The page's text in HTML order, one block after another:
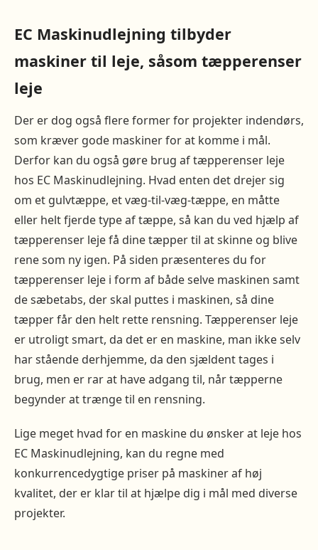
EC Maskinudlejning tilbyder
maskiner til leje, såsom tæpperenser
leje
Der er dog også flere former for projekter indendørs,
som kræver gode maskiner for at komme i mål.
Derfor kan du også gøre brug af tæpperenser leje
hos EC Maskinudlejning. Hvad enten det drejer sig
om et gulvtæppe, et væg-til-væg-tæppe, en måtte
eller helt fjerde type af tæppe, så kan du ved hjælp af
tæpperenser leje få dine tæpper til at skinne og blive
rene som ny igen. På siden præsenteres du for
tæpperenser leje i form af både selve maskinen samt
de sæbetabs, der skal puttes i maskinen, så dine
tæpper får den helt rette rensning. Tæpperenser leje
er utroligt smart, da det er en maskine, man ikke selv
har stående derhjemme, da den sjældent tages i
brug, men er rar at have adgang til, når tæpperne
begynder at trænge til en rensning.
Lige meget hvad for en maskine du ønsker at leje hos
EC Maskinudlejning, kan du regne med
konkurrencedygtige priser på maskiner af høj
kvalitet, der er klar til at hjælpe dig i mål med diverse
projekter.